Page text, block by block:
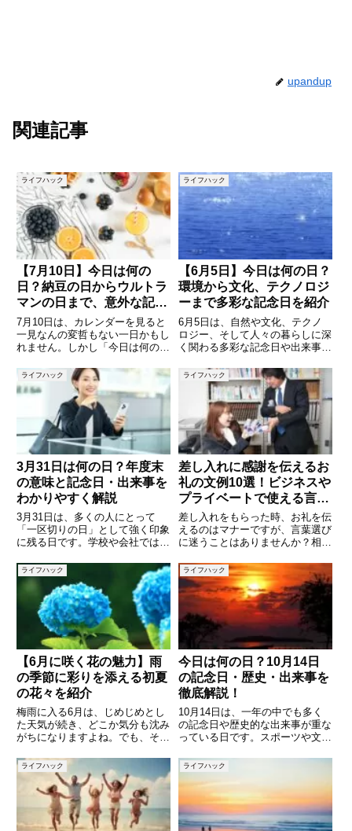
upandup
関連記事
ライフハック
【7月10日】今日は何の
日？納豆の日からウルトラ
マンの日まで、意外な記念
日を紹介
7月10日は、カレンダーを見ると
一見なんの変哲もない一日かもし
れません。しかし「今日は何の
暮らしや文化、歴史に関わる意外
な記念日が多数存在しています。
この記事では、7月10日にまつわ
る記念日や出来事を紹介しなが
ライフハック
【6月5日】今日は何の日？
環境から文化、テクノロジ
ーまで多彩な記念日を紹介
6月5日は、自然や文化、テクノ
ロジー、そして人々の暮らしに深
く関わる多彩な記念日や出来事が
は、6月5日にまつわる記念日や
歴史的な出来事、誕生日の有名人
などを詳しくご紹介します。日々
の生活に彩りを添える「今日は何
ライフハック
3月31日は何の日？年度末
の意味と記念日・出来事を
わかりやすく解説
3月31日は、多くの人にとって
「一区切りの日」として強く印象
に残る日です。学校や会社では年
り、そして新たなスタートに向け
た準備が行われます。一方で、3
月31日にはさまざまな記念日や
歴史的な出来事も存在します。本
ライフハック
差し入れに感謝を伝えるお
礼の文例10選！ビジネスや
プライベートで使える言葉
集
差し入れをもらった時、お礼を伝
えるのはマナーですが、言葉選び
に迷うことはありませんか？相手
れるお礼の言葉は、シーンや関係
性に合わせて使い分けるのがポイ
ントです。本記事では、ビジネス
やプライベートで役立つ「差し入
ライフハック
【6月に咲く花の魅力】雨
の季節に彩りを添える初夏
の花々を紹介
梅雨に入る6月は、じめじめとし
た天気が続き、どこか気分も沈み
がちになりますよね。でも、そん
たちに目を向けてみませんか？雨
に濡れた花々は、普段よりもしっ
とりと輝き、幻想的な雰囲気をま
といます。今回は、6月に見ごろ
ライフハック
今日は何の日？10月14日
の記念日・歴史・出来事を
徹底解説！
10月14日は、一年の中でも多く
の記念日や歴史的な出来事が重な
っている日です。スポーツや文化
の歴史に刻まれた出来事まで、さ
まざまな「今日は何の日？」を知
ることができます。この記事で
は、10月14日にちなんだ記念
ライフハック ライフハック